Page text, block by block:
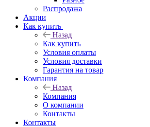
Распродажа
Акции
Как купить
Назад
Как купить
Условия оплаты
Условия доставки
Гарантия на товар
Компания
Назад
Компания
О компании
Контакты
Контакты